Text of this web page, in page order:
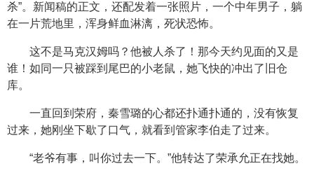
杀”。新闻稿的正文，还配发着一张照片，一个中年男子，躺
在一片荒地里，浑身鲜血淋漓，死状恐怖。
这不是马克汉姆吗？他被人杀了！那今天约见面的又是
谁！如同一只被踩到尾巴的小老鼠，她飞快的冲出了旧仓
库。
一直回到荣府，秦雪璐的心都还扑通扑通的，没有恢复
过来，她刚坐下歇了口气，就看到管家李伯走了过来。
“老爷有事，叫你过去一下。”他转达了荣承允正在找她。